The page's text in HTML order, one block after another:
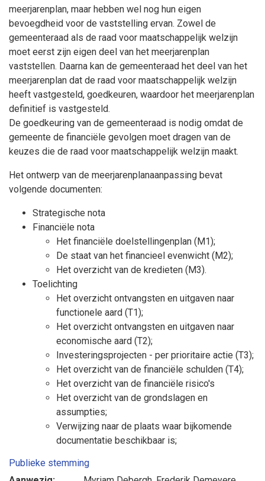
meerjarenplan, maar hebben wel nog hun eigen
bevoegdheid voor de vaststelling ervan. Zowel de
gemeenteraad als de raad voor maatschappelijk welzijn
moet eerst zijn eigen deel van het meerjarenplan
vaststellen. Daarna kan de gemeenteraad het deel van het
meerjarenplan dat de raad voor maatschappelijk welzijn
heeft vastgesteld, goedkeuren, waardoor het meerjarenplan
definitief is vastgesteld.
De goedkeuring van de gemeenteraad is nodig omdat de
gemeente de financiële gevolgen moet dragen van de
keuzes die de raad voor maatschappelijk welzijn maakt.
Het ontwerp van de meerjarenplanaanpassing bevat
volgende documenten:
Strategische nota
Financiële nota
Het financiële doelstellingenplan (M1);
De staat van het financieel evenwicht (M2);
Het overzicht van de kredieten (M3).
Toelichting
Het overzicht ontvangsten en uitgaven naar
functionele aard (T1);
Het overzicht ontvangsten en uitgaven naar
economische aard (T2);
Investeringsprojecten - per prioritaire actie (T3);
Het overzicht van de financiële schulden (T4);
Het overzicht van de financiële risico's
Het overzicht van de grondslagen en
assumpties;
Verwijzing naar de plaats waar bijkomende
documentatie beschikbaar is;
Publieke stemming